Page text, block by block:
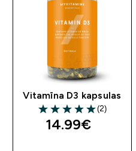
Vitamīna D3 kapsulas
5 out of 5 stars
(2)
14.99€‎